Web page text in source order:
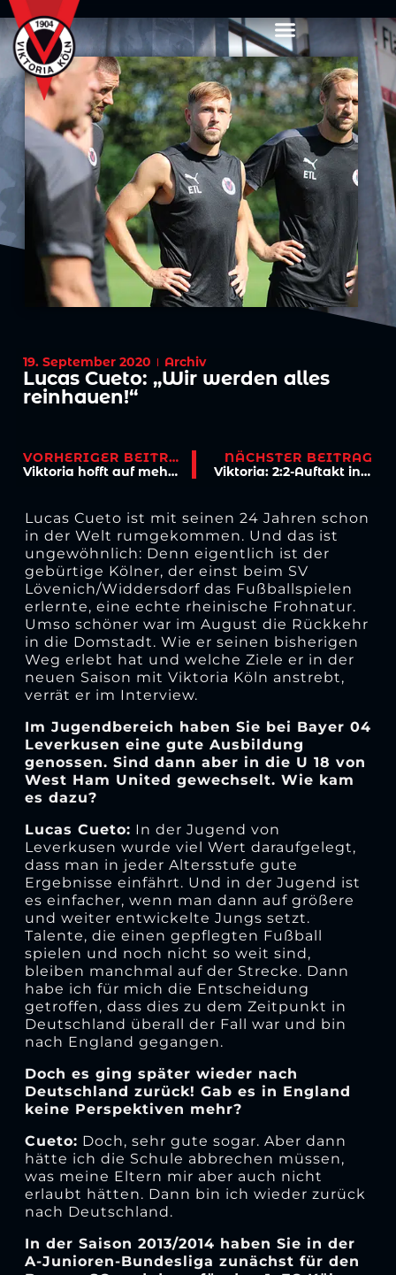
19. September 2020 Archiv
Lucas Cueto: „Wir werden alles
reinhauen!“
VORHERIGER BEITRAG
Viktoria hofft auf mehr Zuschauer!
NÄCHSTER BEITRAG
Viktoria: 2:2-Auftakt in Mannheim
Lucas Cueto ist mit seinen 24 Jahren schon
in der Welt rumgekommen. Und das ist
ungewöhnlich: Denn eigentlich ist der
gebürtige Kölner, der einst beim SV
Lövenich/Widdersdorf das Fußballspielen
erlernte, eine echte rheinische Frohnatur.
Umso schöner war im August die Rückkehr
in die Domstadt. Wie er seinen bisherigen
Weg erlebt hat und welche Ziele er in der
neuen Saison mit Viktoria Köln anstrebt,
verrät er im Interview.
Im Jugendbereich haben Sie bei Bayer 04
Leverkusen eine gute Ausbildung
genossen. Sind dann aber in die U 18 von
West Ham United gewechselt. Wie kam
es dazu?
Lucas Cueto: In der Jugend von
Leverkusen wurde viel Wert daraufgelegt,
dass man in jeder Altersstufe gute
Ergebnisse einfährt. Und in der Jugend ist
es einfacher, wenn man dann auf größere
und weiter entwickelte Jungs setzt.
Talente, die einen gepflegten Fußball
spielen und noch nicht so weit sind,
bleiben manchmal auf der Strecke. Dann
habe ich für mich die Entscheidung
getroffen, dass dies zu dem Zeitpunkt in
Deutschland überall der Fall war und bin
nach England gegangen.
Doch es ging später wieder nach
Deutschland zurück! Gab es in England
keine Perspektiven mehr?
Cueto: Doch, sehr gute sogar. Aber dann
hätte ich die Schule abbrechen müssen,
was meine Eltern mir aber auch nicht
erlaubt hätten. Dann bin ich wieder zurück
nach Deutschland.
In der Saison 2013/2014 haben Sie in der
A-Junioren-Bundesliga zunächst für den